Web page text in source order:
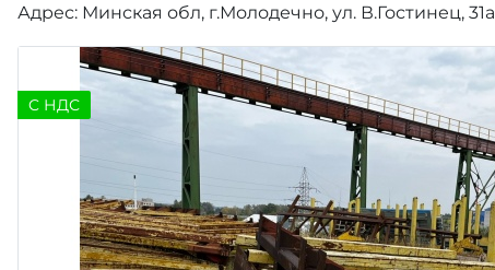
Адрес: Минская обл, г.Молодечно, ул. В.Гостинец, 31а
C НДС